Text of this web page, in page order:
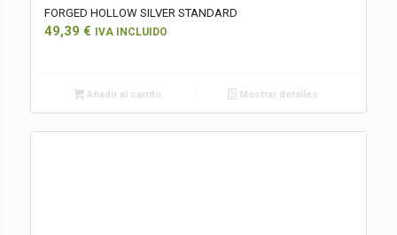
FORGED HOLLOW SILVER STANDARD
49,39 € IVA INCLUIDO
Añadir al carrito Mostrar detalles